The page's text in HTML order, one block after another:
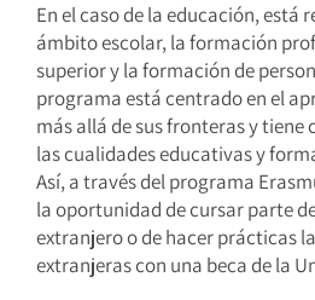
En el caso de la educación, está
ámbito escolar, la formación
superior y la formación de
programa está centrado en el
más allá de sus fronteras y
las cualidades educativas y
Así, a través del programa
la oportunidad de cursar parte
extranjero o de hacer prácticas
extranjeras con una beca de la